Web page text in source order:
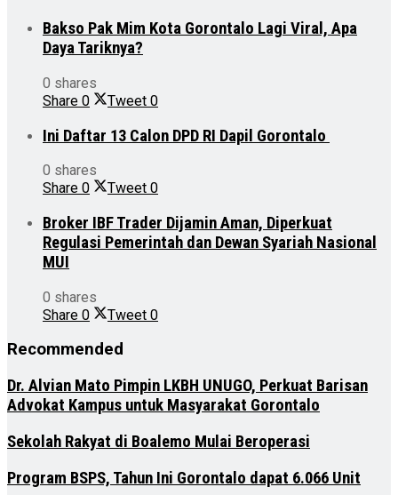
Bakso Pak Mim Kota Gorontalo Lagi Viral, Apa
Daya Tariknya?
0 shares
Share 0 Tweet 0
Ini Daftar 13 Calon DPD RI Dapil Gorontalo
0 shares
Share 0 Tweet 0
Broker IBF Trader Dijamin Aman, Diperkuat
Regulasi Pemerintah dan Dewan Syariah Nasional
MUI
0 shares
Share 0 Tweet 0
Recommended
Dr. Alvian Mato Pimpin LKBH UNUGO, Perkuat Barisan
Advokat Kampus untuk Masyarakat Gorontalo
Sekolah Rakyat di Boalemo Mulai Beroperasi
Program BSPS, Tahun Ini Gorontalo dapat 6.066 Unit